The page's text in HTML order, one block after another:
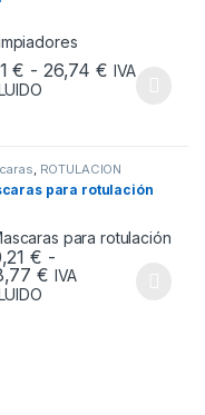
desde 114,51 €
Las opciones se
€ - 26,74 €Rango de
IVA
producto tiene múltiples
desde 63,52 €
Las opciones se
, ROTULACIÓN
para rotulación
€ -
€Rango de
IVA
producto tiene múltiples